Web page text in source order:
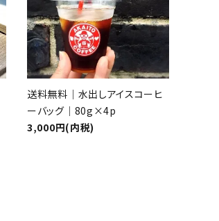
送料無料｜水出しアイスコーヒ
ーバッグ｜80g×4p
3,000円(内税)